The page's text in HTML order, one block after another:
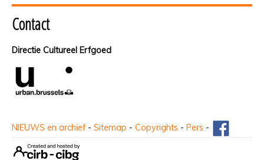
Contact
Directie Cultureel Erfgoed
NIEUWS en archief - Sitemap - Copyrights - Pers -